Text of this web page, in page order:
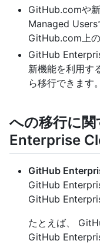
GitHub.comや
Managed Users
GitHub.com上の
GitHub
新機能を利用す
ら移行できます。
への移行に
Enterprise
GitHub
GitHub
GitHub
たとえば、
GitHub